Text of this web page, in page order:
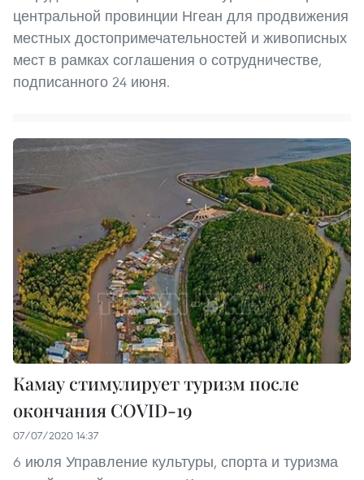
центральной провинции Нгеан для продвижения
местных достопримечательностей и живописных
мест в рамках соглашения о сотрудничестве,
подписанного 24 июня.
Камау стимулирует туризм после
окончания COVID-19
07/07/2020 14:37
6 июля Управление культуры, спорта и туризма